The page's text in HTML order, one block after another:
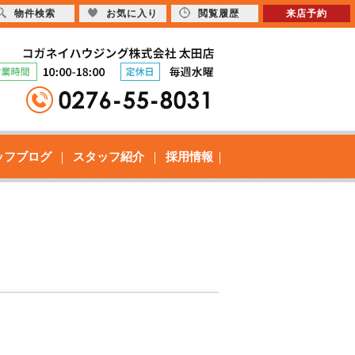
フブログ スタッフ紹介 採用情報
物件検索 お気に入り 閲覧履歴 来店予約